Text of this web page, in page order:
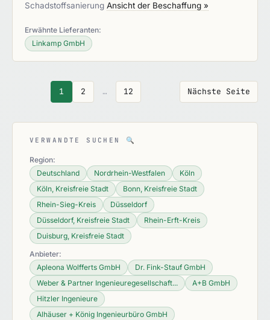
Schadstoffsanierung Ansicht der Beschaffung »
Erwähnte Lieferanten:
Linkamp GmbH
Nächste Seite
1 2 … 12
VERWANDTE SUCHEN 🔍
Region:
Deutschland
Nordrhein-Westfalen
Köln
Köln, Kreisfreie Stadt
Bonn, Kreisfreie Stadt
Rhein-Sieg-Kreis
Düsseldorf
Düsseldorf, Kreisfreie Stadt
Rhein-Erft-Kreis
Duisburg, Kreisfreie Stadt
Anbieter:
Apleona Wolfferts GmbH
Dr. Fink-Stauf GmbH
Weber & Partner Ingenieuregesellschaft...
A+B GmbH
Hitzler Ingenieure
Alhäuser + König Ingenieurbüro GmbH